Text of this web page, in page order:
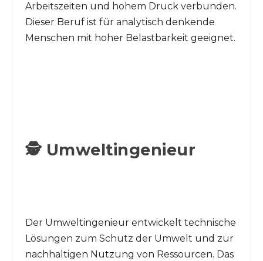
Arbeitszeiten und hohem Druck verbunden.
Dieser Beruf ist für analytisch denkende
Menschen mit hoher Belastbarkeit geeignet.
🕵️ Umweltingenieur
Der Umweltingenieur entwickelt technische
Lösungen zum Schutz der Umwelt und zur
nachhaltigen Nutzung von Ressourcen. Das